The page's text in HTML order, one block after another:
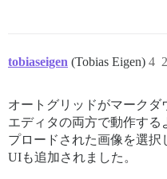
tobiaseigen (Tobias Eigen) 4
オートグリッドがマークダ
エディタの両方で動作する
プロードされた画像を選
UIも追加されました。